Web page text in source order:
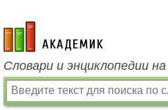
academic.ru
Словари и энциклопедии